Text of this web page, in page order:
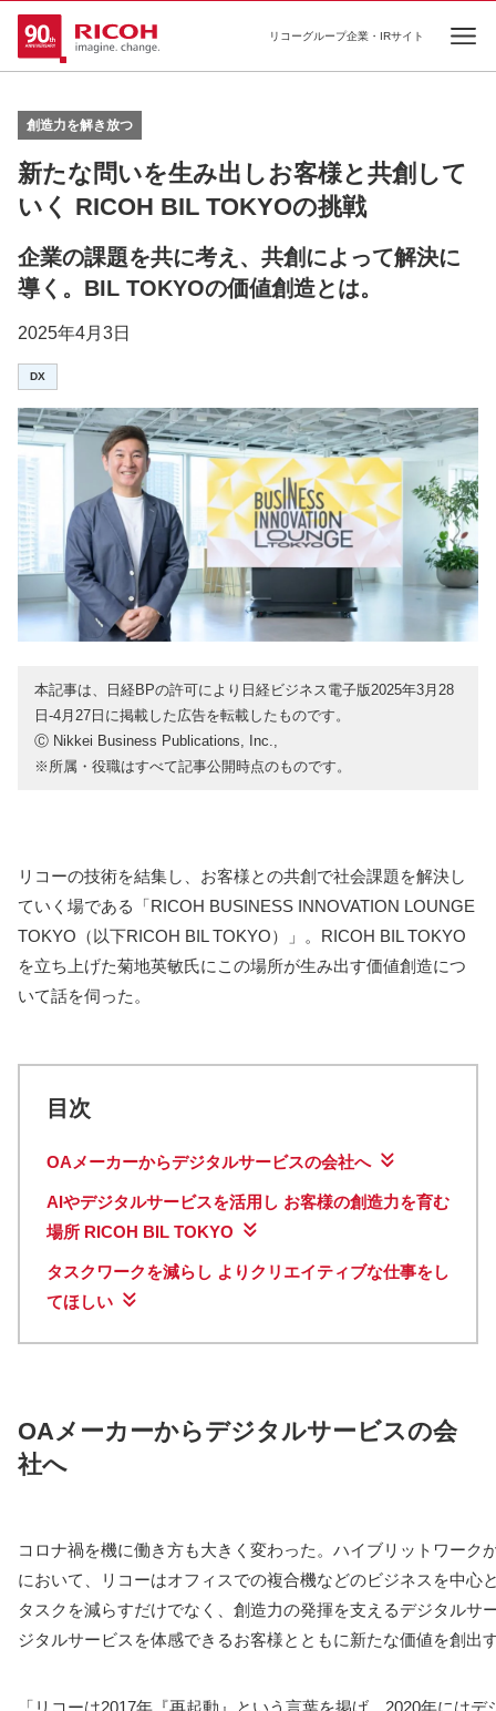
リコーグループ企業・IRサイト
創造力を解き放つ
新たな問いを生み出しお客様と共創して
いく RICOH BIL TOKYOの挑戦
企業の課題を共に考え、共創によって解決に
導く。BIL TOKYOの価値創造とは。
2025年4月3日
DX
本記事は、日経BPの許可により日経ビジネス電子版2025年3月28
日-4月27日に掲載した広告を転載したものです。
Ⓒ Nikkei Business Publications, Inc.,
※所属・役職はすべて記事公開時点のものです。
リコーの技術を結集し、お客様との共創で社会課題を解決し
ていく場である「RICOH BUSINESS INNOVATION LOUNGE
TOKYO（以下RICOH BIL TOKYO）」。RICOH BIL TOKYO
を立ち上げた菊地英敏氏にこの場所が生み出す価値創造につ
いて話を伺った。
目次
OAメーカーからデジタルサービスの会社へ
AIやデジタルサービスを活用し お客様の創造力を育む
場所 RICOH BIL TOKYO
タスクワークを減らし よりクリエイティブな仕事をし
てほしい
OAメーカーからデジタルサービスの会
社へ
コロナ禍を機に働き方も大きく変わった。ハイブリットワー
において、リコーはオフィスでの複合機などのビジネスを中
タスクを減らすだけでなく、創造力の発揮を支えるデジタル
ジタルサービスを体感できるお客様とともに新たな価値を創出
「リコーは2017年『再起動』という言葉を掲げ、2020年には